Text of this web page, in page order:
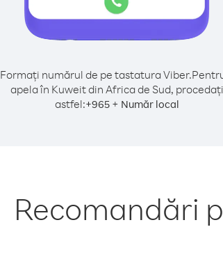
Formați numărul de pe tastatura Viber.
apela în Kuweit din Africa de Sud, procedați
astfel:+965+ Număr local
Recomandări